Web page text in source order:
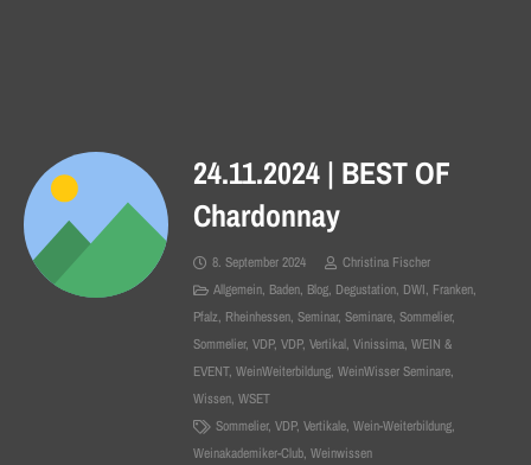
24.11.2024 | BEST OF
Chardonnay
8. September 2024
Christina Fischer
Allgemein, Baden, Blog, Degustation, DWI, Franken,
Pfalz, Rheinhessen, Seminar, Seminare, Sommelier,
Sommelier, VDP, VDP, Vertikal, Vinissima, WEIN &
EVENT, WeinWeiterbildung, WeinWisser Seminare,
Wissen, WSET
Sommelier,VDP,Vertikale,Wein-Weiterbildung,
Weinakademiker-Club, Weinwissen